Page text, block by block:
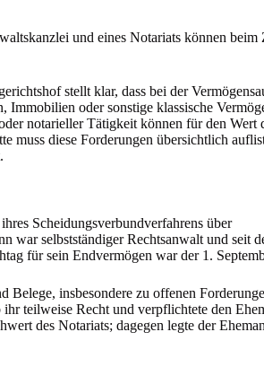
und eines Notariats können beim
stellt klar, dass bei der
oder sonstige klassische
notarieller Tätigkeit können für den Wert
muss diese Forderungen übersichtlich
Scheidungsverbundverfahrens über
war selbstständiger Rechtsanwalt und seit
für sein Endvermögen war der 1.
Belege, insbesondere zu offenen
teilweise Recht und verpflichtete den
des Notariats; dagegen legte der